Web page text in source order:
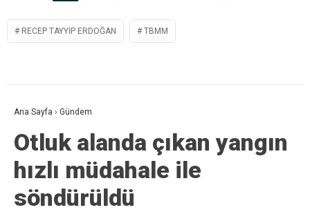
RECEP TAYYIP ERDOĞAN TBMM
Ana Sayfa › Gündem
Otluk alanda çıkan yangın
hızlı müdahale ile
söndürüldü